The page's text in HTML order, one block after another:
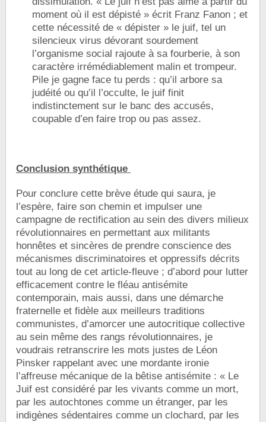
moment où il est dépisté » écrit Franz Fanon ; et
cette nécessité de « dépister » le juif, tel un
silencieux virus dévorant sourdement
l’organisme social rajoute à sa fourberie, à son
caractère irrémédiablement malin et trompeur.
Pile je gagne face tu perds : qu’il arbore sa
judéité ou qu’il l’occulte, le juif finit
indistinctement sur le banc des accusés,
coupable d’en faire trop ou pas assez.
Conclusion synthétique
Pour conclure cette brève étude qui saura, je
l’espère, faire son chemin et impulser une
campagne de rectification au sein des divers milieux
révolutionnaires en permettant aux militants
honnêtes et sincères de prendre conscience des
mécanismes discriminatoires et oppressifs décrits
tout au long de cet article-fleuve ; d’abord pour lutter
efficacement contre le fléau antisémite
contemporain, mais aussi, dans une démarche
fraternelle et fidèle aux meilleurs traditions
communistes, d’amorcer une autocritique collective
au sein même des rangs révolutionnaires, je
voudrais retranscrire les mots justes de Léon
Pinsker rappelant avec une mordante ironie
l’affreuse mécanique de la bêtise antisémite : « Le
Juif est considéré par les vivants comme un mort,
par les autochtones comme un étranger, par les
indigènes sédentaires comme un clochard, par les